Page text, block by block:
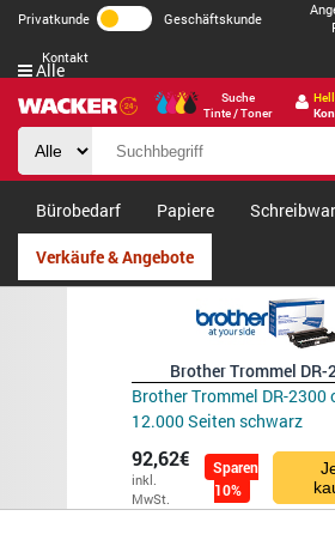
Privatkunde Geschäftskunde
Kontakt
Suche
Tinte / Toner
Alle
Bürobedarf Papiere
Verkäufe & Angebote
Brother Trommel DR-
Brother Trommel DR-2300
12.000 Seiten schwarz
92,62€
inkl.
MwSt.
Sparen
10%